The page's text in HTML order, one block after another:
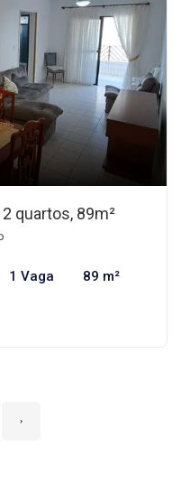
quartos, 89m²
1 Vaga 89 m²
›